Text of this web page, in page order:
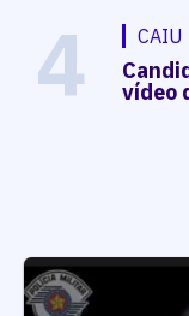
4 CAIU
vídeo